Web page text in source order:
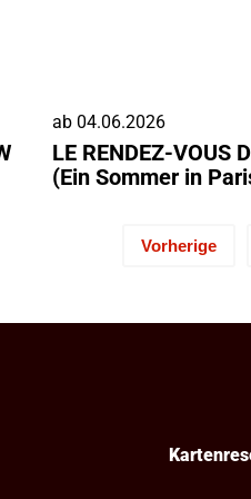
ab 04.06.2026
LE RENDEZ-VOUS
(Ein Sommer in
Vorherige